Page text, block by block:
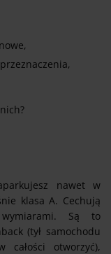
nawet w
klasa A. Cechują
Są to
(tył samochodu
otworzyć),